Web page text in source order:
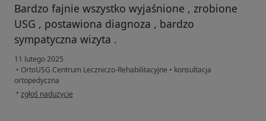
Bardzo fajnie wszystko wyjaśnione , zrobione
USG , postawiona diagnoza , bardzo
sympatyczna wizyta .
11 lutego 2025
• OrtoUSG Centrum Leczniczo-Rehabilitacyjne • konsultacja
ortopedyczna
• w opinii użytkownika Dawid
zgłoś nadużycie